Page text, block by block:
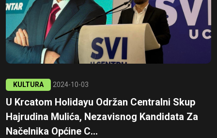
KULTURA 2024-10-03
U Krcatom Holidayu Održan Centralni Skup
Hajrudina Mulića, Nezavisnog Kandidata Za
Načelnika Općine C...